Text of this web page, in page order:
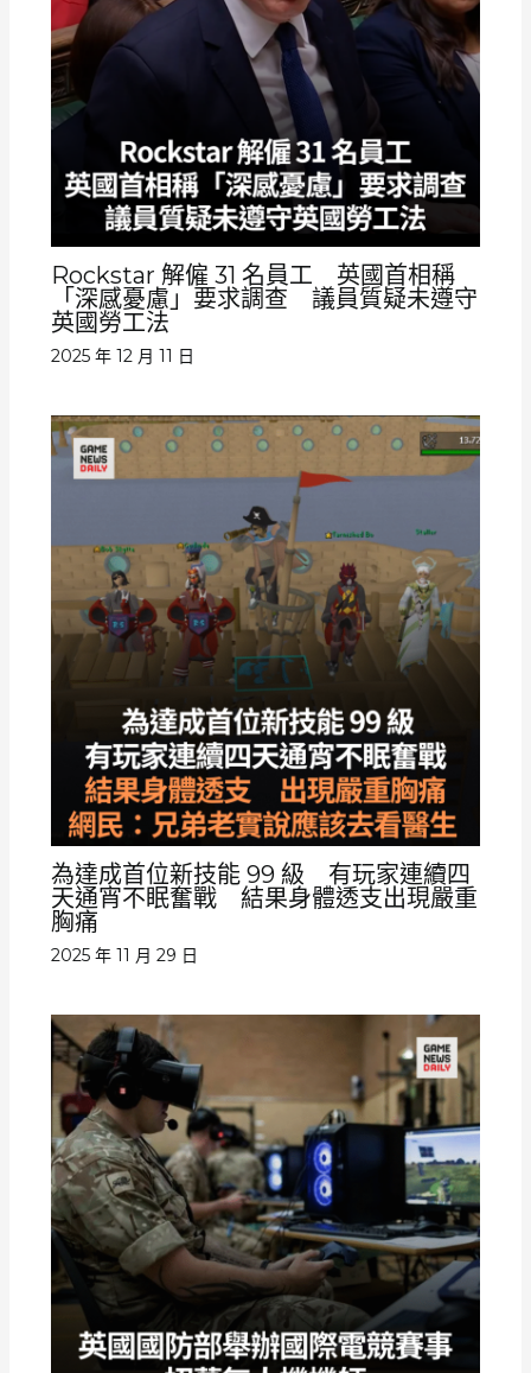
Rockstar 解僱 31 名員工 英國首相稱
「深感憂慮」要求調查 議員質疑未遵守
英國勞工法
2025 年 12 月 11 日
為達成首位新技能 99 級 有玩家連續四
天通宵不眠奮戰 結果身體透支出現嚴重
胸痛
2025 年 11 月 29 日